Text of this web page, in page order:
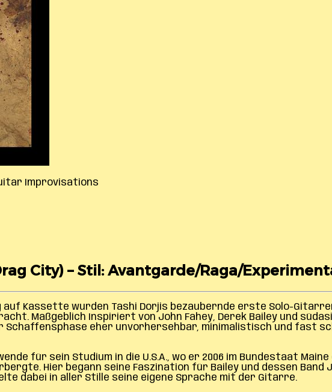
Improvisations
City) – Stil: Avantgarde/Raga/
Kassette wurden Tashi Dorjis bezaubernde erste Solo-
Maßgeblich Inspiriert von John Fahey, Derek Bailey und
eher unvorhersehbar, minimalistisch und fast
für sein Studium in die U.S.A., wo er 2006 im Bundestaat
Hier begann seine Faszination für Bailey und dessen Band
dabei in aller Stille seine eigene Sprache mit der Gitarre.